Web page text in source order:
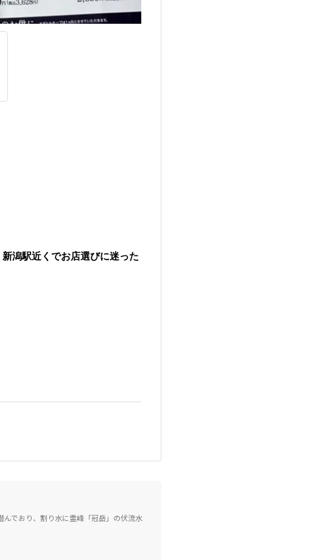
潟駅近くでお店選びに迷った
でおり、割り水に霊峰「冠岳」の伏流水